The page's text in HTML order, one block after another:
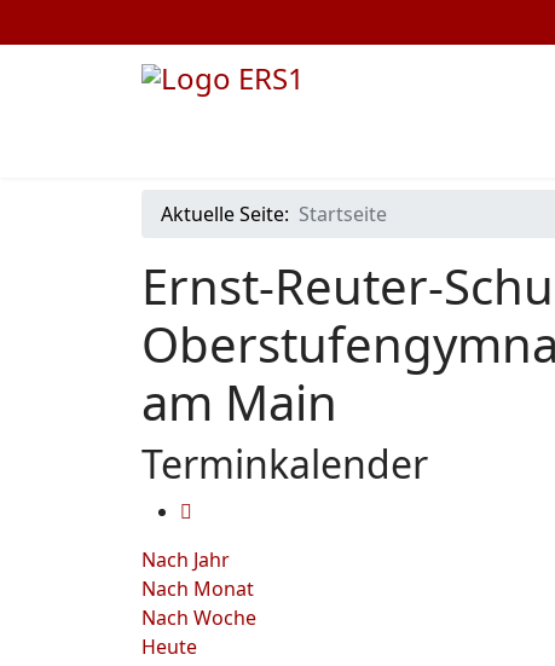
Aktuelle Seite: Startseite
Ernst-Reuter-
am Main
Terminkalender
Nach Jahr
Nach Monat
Nach Woche
Heute